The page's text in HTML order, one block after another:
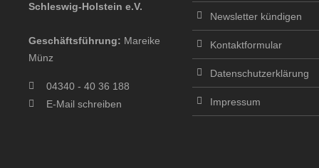
Schleswig-Holstein e.V.
Geschäftsführung: Mareike
Münz
04340 - 40 36 188
E-Mail schreiben
Newsletter kündigen
Kontaktformular
Datenschutzerklärung
Impressum